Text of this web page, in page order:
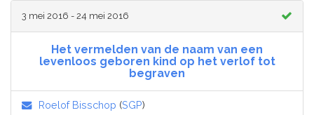
3 mei 2016 - 24 mei 2016
Het vermelden van de naam van een
levenloos geboren kind op het verlof tot
begraven
Roelof Bisschop (SGP)